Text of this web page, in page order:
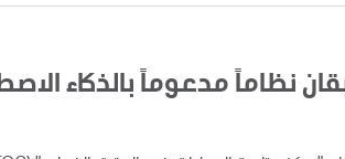
نظاماً مدعوماً بالذكاء